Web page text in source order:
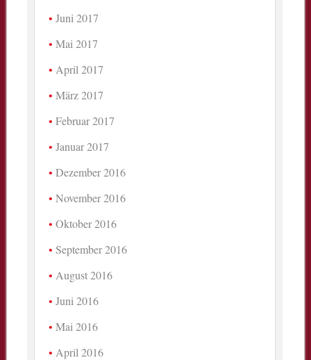
Juni 2017
Mai 2017
April 2017
März 2017
Februar 2017
Januar 2017
Dezember 2016
November 2016
Oktober 2016
September 2016
August 2016
Juni 2016
Mai 2016
April 2016